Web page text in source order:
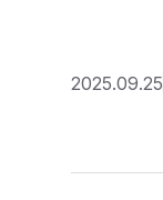
2025.09.25